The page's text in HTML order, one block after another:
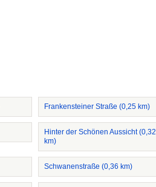
Frankensteiner Straße (0,25 km)
Hinter der Schönen Aussicht (0,32
km)
Schwanenstraße (0,36 km)